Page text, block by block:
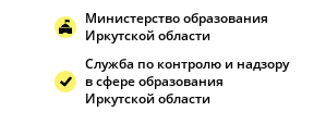
Министерство образования
Иркутской области
Служба по контролю и надзору
в сфере образования
Иркутской области